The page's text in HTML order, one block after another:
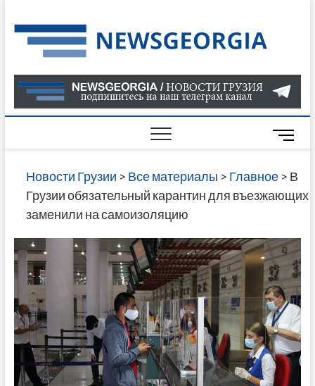
to
content
О
В
ГРУЗИИ
САЙТЕ
M
e
n
u
t
t
o
n
Новости Грузии > Все материалы > Главное> В
Грузии обязательный карантин для въезжающих
заменили на самоизоляцию